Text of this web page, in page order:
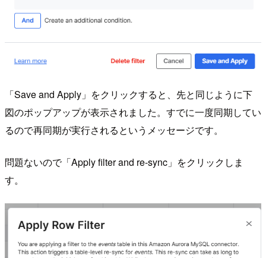
「Save and Apply」をクリックすると、先と同じように下
図のポップアップが表示されました。すでに一度同期してい
るので再同期が実行されるというメッセージです。
問題ないので「Apply filter and re-sync」をクリックしま
す。